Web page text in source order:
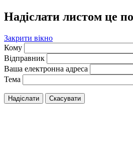
Надіслати листом це
Закрити вікно
Кому
Відправник
Ваша електронна адреса
Тема
Надіслати Скасувати